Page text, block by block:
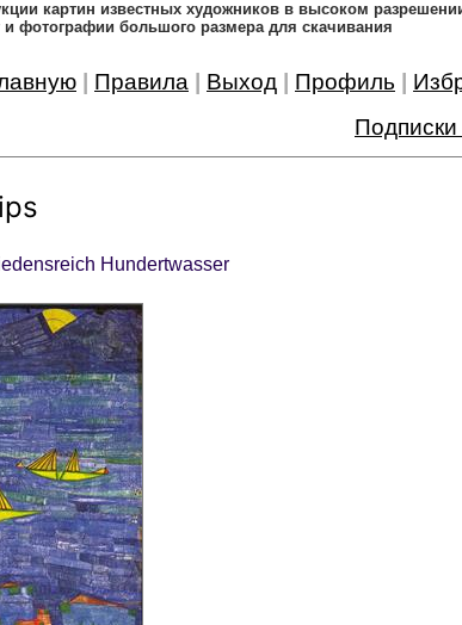
картин известных художников в высоком
и фотографии большого размера для скачивания
Правила Выход Профиль
Hundertwasser